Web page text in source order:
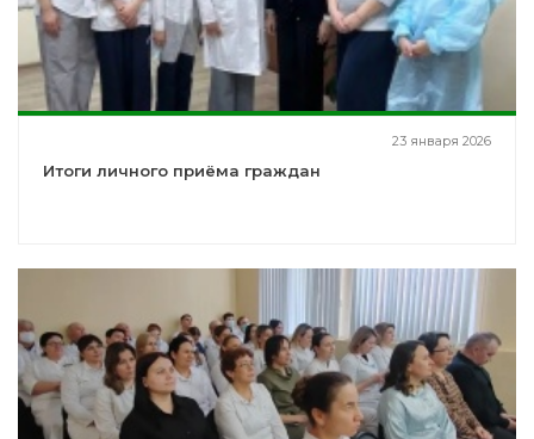
23 января 2026
Итоги личного приёма граждан